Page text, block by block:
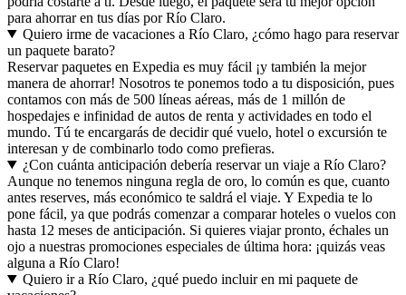
para ahorrar en tus días por Río Claro.
Quiero irme de vacaciones a Río Claro, ¿cómo hago para reservar
un paquete barato?
Reservar paquetes en Expedia es muy fácil ¡y también la mejor
manera de ahorrar! Nosotros te ponemos todo a tu disposición, pues
contamos con más de 500 líneas aéreas, más de 1 millón de
hospedajes e infinidad de autos de renta y actividades en todo el
mundo. Tú te encargarás de decidir qué vuelo, hotel o excursión te
interesan y de combinarlo todo como prefieras.
¿Con cuánta anticipación debería reservar un viaje a Río Claro?
Aunque no tenemos ninguna regla de oro, lo común es que, cuanto
antes reserves, más económico te saldrá el viaje. Y Expedia te lo
pone fácil, ya que podrás comenzar a comparar hoteles o vuelos con
hasta 12 meses de anticipación. Si quieres viajar pronto, échales un
ojo a nuestras promociones especiales de última hora: ¡quizás veas
alguna a Río Claro!
Quiero ir a Río Claro, ¿qué puedo incluir en mi paquete de